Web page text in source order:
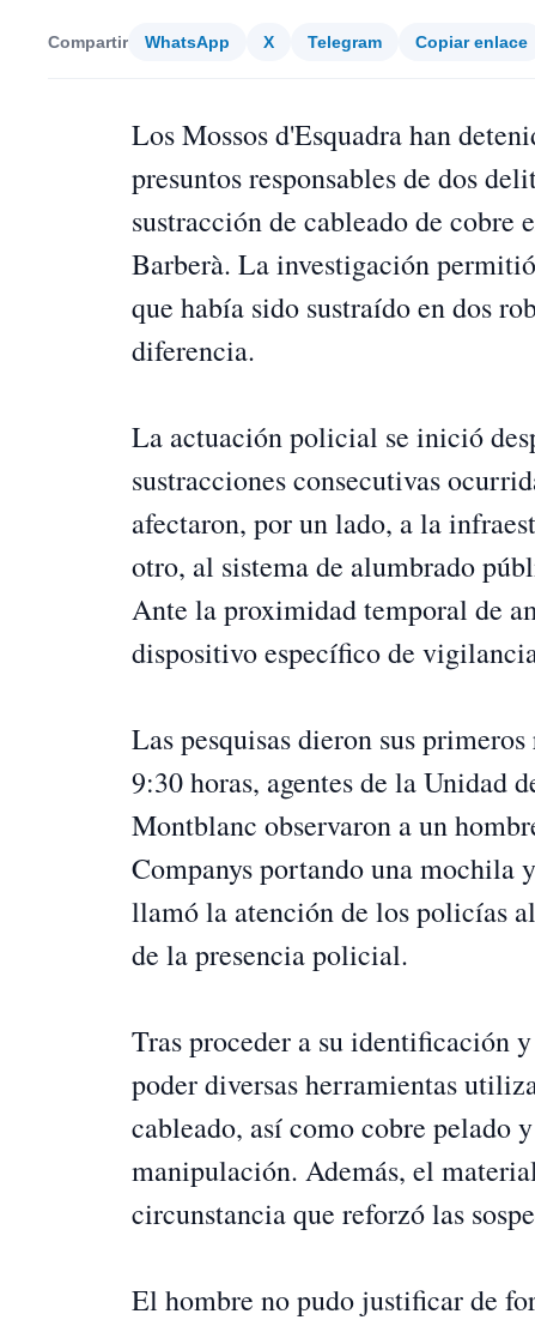
Compartir WhatsApp X Telegram Copiar enlace
Los Mossos d'Esquadra han
presuntos responsables de dos
sustracción de cableado de cobre
Barberà. La investigación
que había sido sustraído en dos
diferencia.
La actuación policial se inició
sustracciones consecutivas
afectaron, por un lado, a la
otro, al sistema de alumbrado
Ante la proximidad temporal de
dispositivo específico de
Las pesquisas dieron sus
9:30 horas, agentes de la Unidad
Montblanc observaron a un
Companys portando una mochila
llamó la atención de los policías
de la presencia policial.
Tras proceder a su identificación
poder diversas herramientas
cableado, así como cobre pelado
manipulación. Además, el
circunstancia que reforzó las
El hombre no pudo justificar de